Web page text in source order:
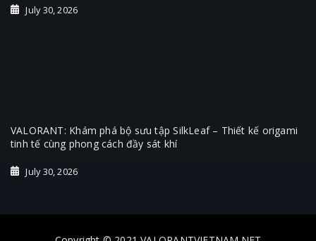
July 30, 2026
VALORANT: Khám phá bộ sưu tập SilkLeaf – Thiết kế origami
tinh tế cùng phong cách đầy sát khí
July 30, 2026